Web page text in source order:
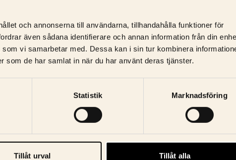
och annonserna till användarna, tillhandahålla funktioner för
även sådana identifierare och annan information från din
vi samarbetar med. Dessa kan i sin tur kombinera
som de har samlat in när du har använt deras tjänster.
Statistik Marknadsföring
Tillåt urval Tillåt alla